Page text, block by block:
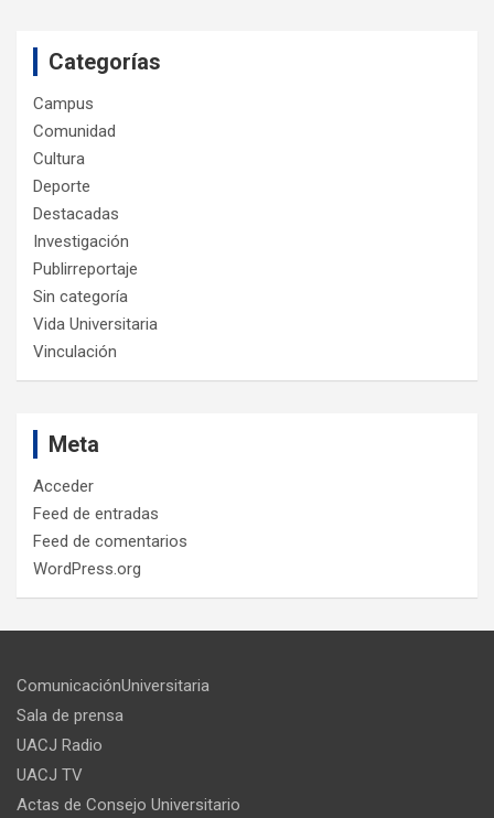
Categorías
Campus
Comunidad
Cultura
Deporte
Destacadas
Investigación
Publirreportaje
Sin categoría
Vida Universitaria
Vinculación
Meta
Acceder
Feed de entradas
Feed de comentarios
WordPress.org
ComunicaciónUniversitaria
Sala de prensa
UACJ Radio
UACJ TV
Actas de Consejo Universitario